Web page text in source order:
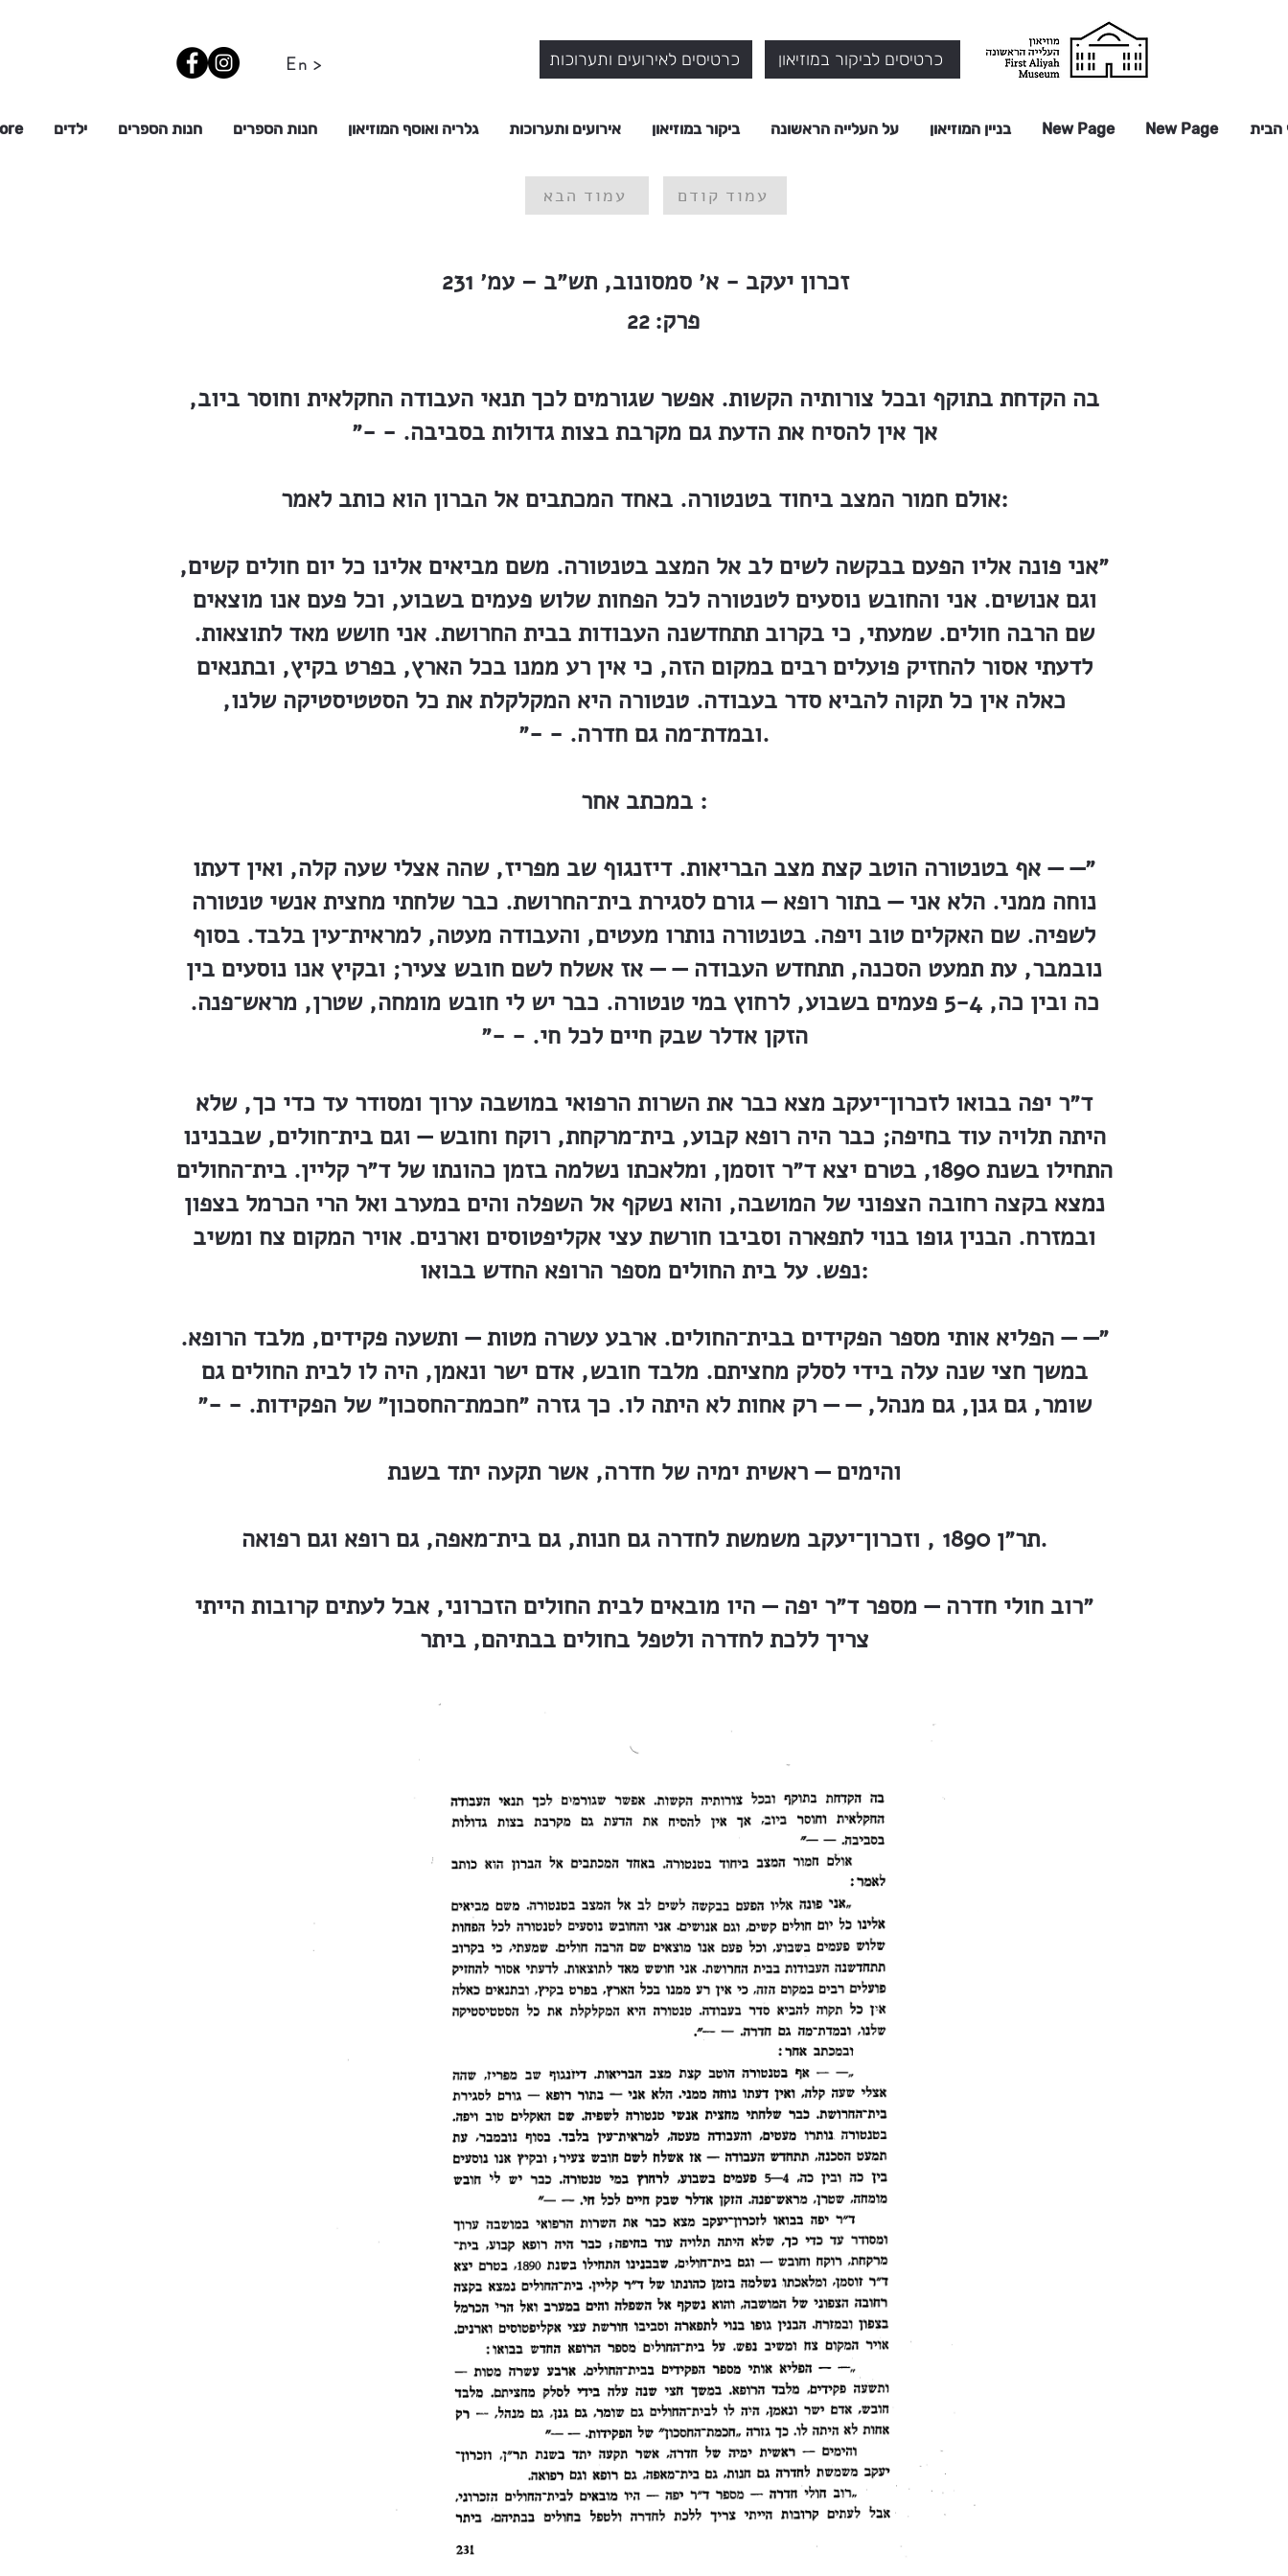
En > כרטיסים לאירועים ותערוכות כרטיסים לביקור במוזיאון
הבית New Page
New Page בניין המוזיאון על העלייה הראשונה ביקור במוזיאון אירועים ותערוכות גלריה ואוסף המוזיאון חנות הספרים חנות הספרים ילדים
עמוד הבא עמוד קודם
זכרון יעקב - א׳ סמסונוב, תש״ב – עמ׳ 231
22 פרק:
בה הקדחת בתוקף ובכל צורותיה הקשות. אפשר שגורמים לכך תנאי העבודה החקלאית וחוסר ביוב,
אך אין להסיח את הדעת גם מקרבת בצות גדולות בסביבה. - -״
אולם חמור המצב ביחוד בטנטורה. באחד המכתבים אל הברון הוא כותב לאמר:
״אני פונה אליו הפעם בבקשה לשים לב אל המצב בטנטורה. משם מביאים אלינו כל יום חולים קשים,
וגם אנושים. אני והחובש נוסעים לטנטורה לכל הפחות שלוש פעמים בשבוע, וכל פעם אנו מוצאים
שם הרבה חולים. שמעתי, כי בקרוב תתחדשנה העבודות בבית החרושת. אני חושש מאד לתוצאות.
לדעתי אסור להחזיק פועלים רבים במקום הזה, כי אין רע ממנו בכל הארץ, בפרט בקיץ, ובתנאים
כאלה אין כל תקוה להביא סדר בעבודה. טנטורה היא המקלקלת את כל הסטטיסטיקה שלנו,
ובמדת־מה גם חדרה. - -״.
במכתב אחר :
״— — אף בטנטורה הוטב קצת מצב הבריאות. דיזנגוף שב מפריז, שהה אצלי שעה קלה, ואין דעתו
נוחה ממני. הלא אני — בתור רופא — גורם לסגירת בית־החרושת. כבר שלחתי מחצית אנשי טנטורה
לשפיה. שם האקלים טוב ויפה. בטנטורה נותרו מעטים, והעבודה מעטה, למראית־עין בלבד. בסוף
נובמבר, עת תמעט הסכנה, תתחדש העבודה — — אז אשלח לשם חובש צעיר; ובקיץ אנו נוסעים בין
כה ובין כה, 5-4 פעמים בשבוע, לרחוץ במי טנטורה. כבר יש לי חובש מומחה, שטרן, מראש־פנה.
הזקן אדלר שבק חיים לכל חי. - -״
ד״ר יפה בבואו לזכרון־יעקב מצא כבר את השרות הרפואי במושבה ערוך ומסודר עד כדי כך, שלא
היתה תלויה עוד בחיפה; כבר היה רופא קבוע, בית־מרקחת, רוקח וחובש — וגם בית־חולים, שבבנינו
התחילו בשנת 1890, בטרם יצא ד״ר זוסמן, ומלאכתו נשלמה בזמן כהונתו של ד״ר קליין. בית־החולים
נמצא בקצה רחובה הצפוני של המושבה, והוא נשקף אל השפלה והים במערב ואל הרי הכרמל בצפון
ובמזרח. הבנין גופו בנוי לתפארה וסביבו חורשת עצי אקליפטוסים וארנים. אויר המקום צח ומשיב
נפש. על בית החולים מספר הרופא החדש בבואו:
״— — הפליא אותי מספר הפקידים בבית־החולים. ארבע עשרה מטות — ותשעה פקידים, מלבד הרופא.
במשך חצי שנה עלה בידי לסלק מחציתם. מלבד חובש, אדם ישר ונאמן, היה לו לבית החולים גם
שומר, גם גנן, גם מנהל, — — רק אחות לא היתה לו. כך גזרה ״חכמת־החסכון״ של הפקידות. - -״
והימים — ראשית ימיה של חדרה, אשר תקעה יתד בשנת
תר״ן 1890 , וזכרון־יעקב משמשת לחדרה גם חנות, גם בית־מאפה, גם רופא וגם רפואה.
״רוב חולי חדרה — מספר ד״ר יפה — היו מובאים לבית החולים הזכרוני, אבל לעתים קרובות הייתי
צריך ללכת לחדרה ולטפל בחולים בבתיהם, ביתר